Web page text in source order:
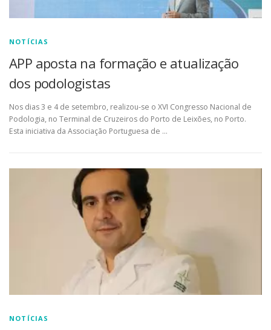
NOTÍCIAS
APP aposta na formação e atualização
dos podologistas
Nos dias 3 e 4 de setembro, realizou-se o XVI Congresso Nacional de
Podologia, no Terminal de Cruzeiros do Porto de Leixões, no Porto.
Esta iniciativa da Associação Portuguesa de …
NOTÍCIAS